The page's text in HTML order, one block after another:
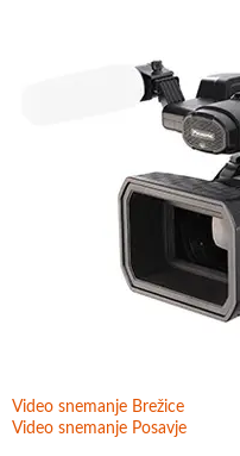
Video snemanje Brežice
Video snemanje Posavje